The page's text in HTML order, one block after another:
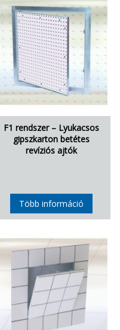
F1 rendszer – Lyukacsos
gipszkarton betétes
revíziós ajtók
Több információ